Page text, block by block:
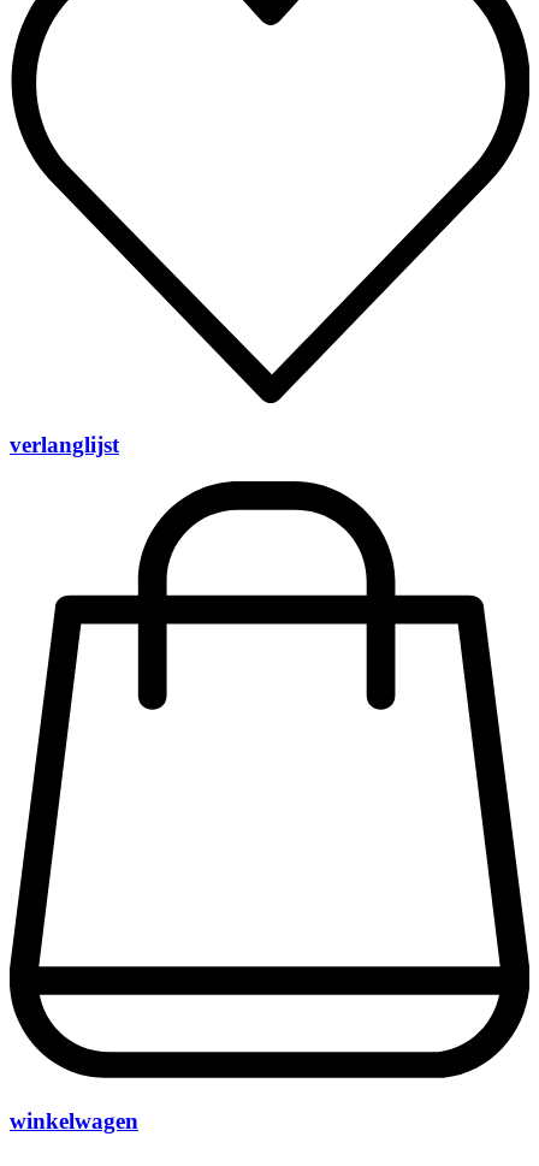
verlanglijst
winkelwagen